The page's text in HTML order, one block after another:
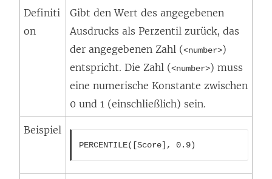
Definiti
on
Gibt den Wert des angegebenen
Ausdrucks als Perzentil zurück, das
der angegebenen Zahl (<number>)
entspricht. Die Zahl (<number>) muss
eine numerische Konstante zwischen
0 und 1 (einschließlich) sein.
Beispiel
PERCENTILE([Score], 0.9)